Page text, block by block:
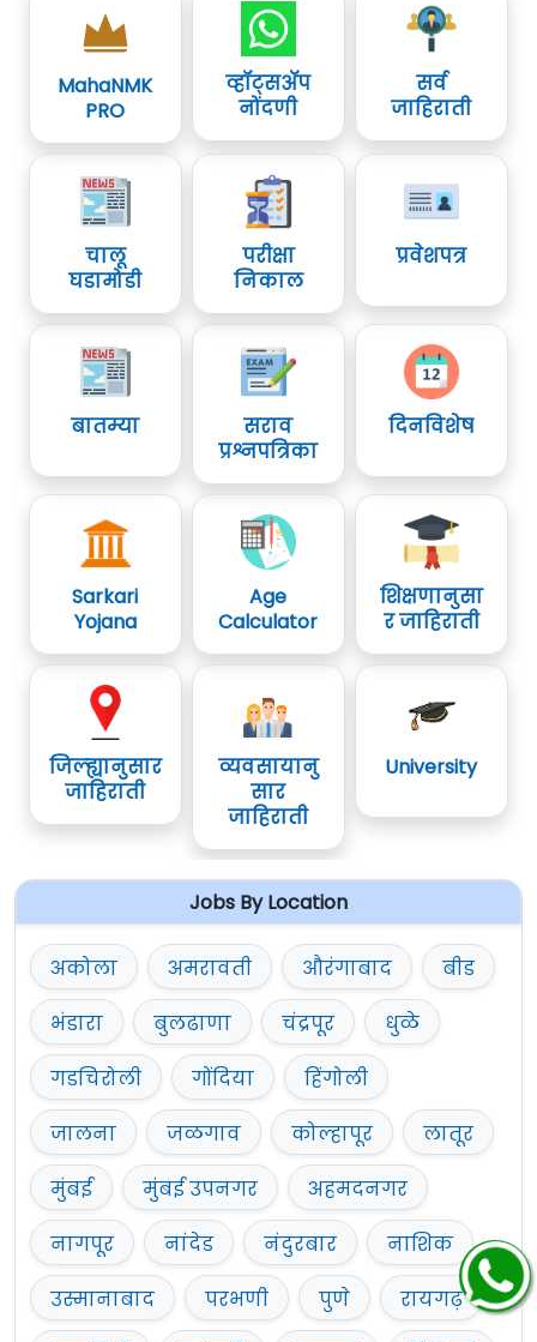
MahaNMK
PRO
व्हॉट्सॲप
नोंदणी
सर्व
जाहिराती
चालू
घडामोडी
परीक्षा
निकाल
प्रवेशपत्र
बातम्या
सराव
प्रश्नपत्रिका
दिनविशेष
Sarkari
Yojana
Age
Calculator
शिक्षणानुसा
र जाहिराती
जिल्ह्यानुसार
जाहिराती
व्यवसायानु
सार
जाहिराती
University
Jobs By Location
अकोला अमरावती औरंगाबाद
बीड
भंडारा
बुलढाणा चंद्रपूर
धुळे
गडचिरोली
गोंदिया
हिंगोली
जालना
जळगाव कोल्हापूर
लातूर
मुंबई
मुंबई उपनगर
अहमदनगर
नागपूर
नांदेड नंदुरबार
नाशिक
उस्मानाबाद
परभणी पुणे
रायगढ़